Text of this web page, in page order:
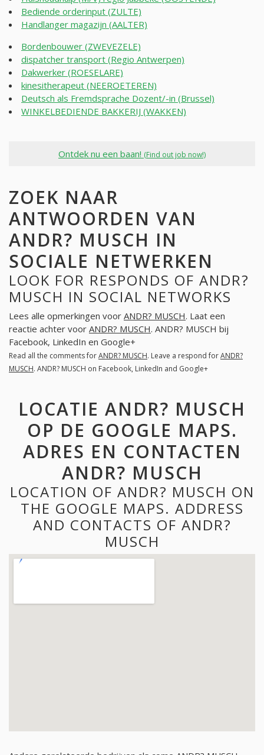
Bediende orderinput (ZULTE)
Handlanger magazijn (AALTER)
Bordenbouwer (ZWEVEZELE)
dispatcher transport (Regio Antwerpen)
Dakwerker (ROESELARE)
kinesitherapeut (NEEROETEREN)
Deutsch als Fremdsprache Dozent/-in (Brussel)
WINKELBEDIENDE BAKKERIJ (WAKKEN)
Ontdek nu een baan! (Find out job now!)
ZOEK NAAR
ANTWOORDEN VAN
ANDR? MUSCH IN
SOCIALE NETWERKEN
LOOK FOR RESPONDS OF ANDR?
MUSCH IN SOCIAL NETWORKS
Lees alle opmerkingen voor ANDR? MUSCH. Laat een
reactie achter voor ANDR? MUSCH. ANDR? MUSCH bij
Facebook, LinkedIn en Google+
Read all the comments forANDR? MUSCH. Leave a respond forANDR?
MUSCH. ANDR? MUSCH on Facebook, LinkedIn and Google+
LOCATIE ANDR? MUSCH
OP DE GOOGLE MAPS.
ADRES EN CONTACTEN
ANDR? MUSCH
LOCATION OF ANDR? MUSCH ON
THE GOOGLE MAPS. ADDRESS
AND CONTACTS OF ANDR?
MUSCH